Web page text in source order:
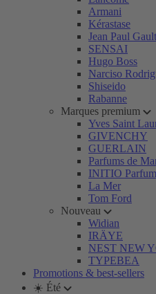
Armani
Kérastase
Jean Paul
SENSAI
Hugo Boss
Narciso
Shiseido
Rabanne
Marques premium
Yves Saint
GIVENCHY
GUERLAIN
Parfums de
INITIO
La Mer
Tom Ford
Nouveau
Widian
IRÄYE
NEST NEW
TYPEBEA
Promotions & best-sellers
☀️ Été